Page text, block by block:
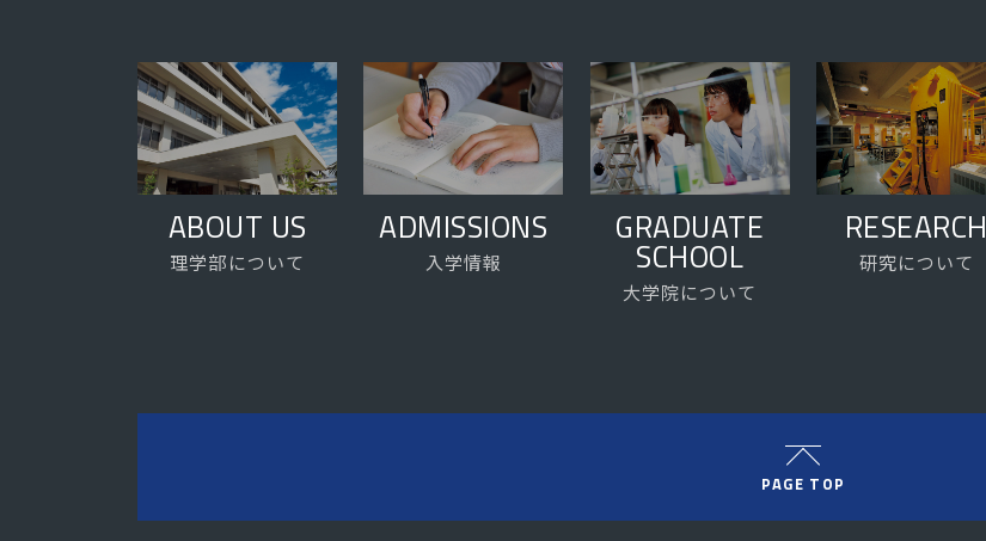
ABOUT US
理学部について
ADMISSIONS
入学情報
GRADUATE
SCHOOL
大学院について
RESEARCH
研究について
PAGE TOP